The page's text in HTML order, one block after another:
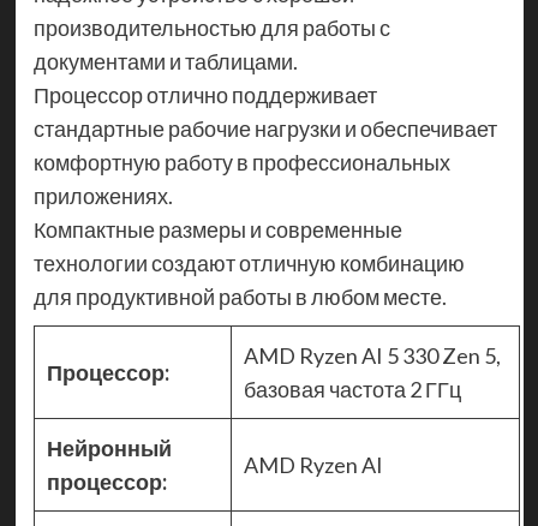
производительностью для работы с
документами и таблицами.
Процессор отлично поддерживает
стандартные рабочие нагрузки и обеспечивает
комфортную работу в профессиональных
приложениях.
Компактные размеры и современные
технологии создают отличную комбинацию
для продуктивной работы в любом месте.
Процессор:
AMD Ryzen AI 5 330 Zen 5,
базовая частота 2 ГГц
Нейронный
процессор:
AMD Ryzen AI